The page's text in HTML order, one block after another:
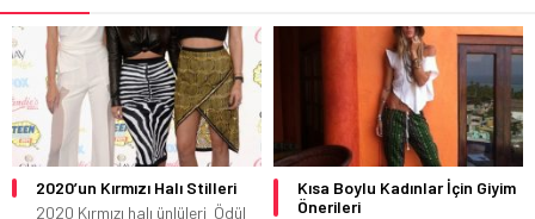
Kısa Boylu Kadınlar İçin Giyim
Önerileri
Spor ve Şık Kombinler Yaratan
Adidas Terrex